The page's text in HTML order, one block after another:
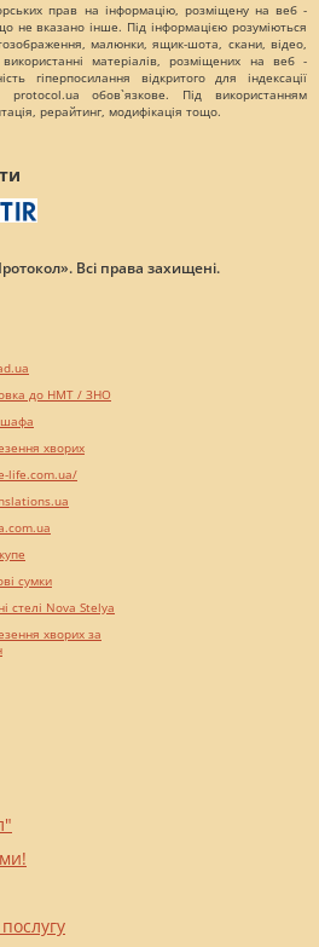
прав на інформацію, розміщену на веб -
не вказано інше. Під інформацією розуміються
малюнки, ящик-шота, скани, відео,
матеріалів, розміщених на веб -
гіперпосилання відкритого для індексації
обов`язкове. Під використанням
рерайтинг, модифікація тощо.
Всі права захищені.
до НМТ / ЗНО
хворих
life.com.ua/
сумки
стелі Nova Stelya
хворих за